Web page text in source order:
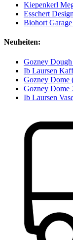
Kiepenkerl
Esschert
Biohort
Neuheiten:
Gozney
Ib Laursen
Gozney Dome
Gozney Dome
Ib Laursen